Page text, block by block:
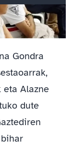
Gondra
eta Alazne
dute